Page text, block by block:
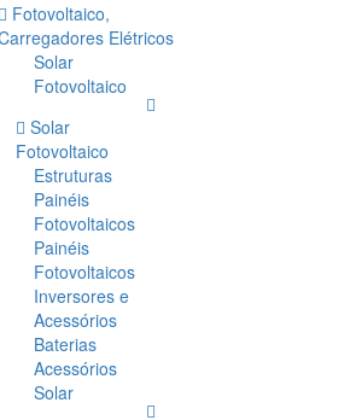
Fotovoltaico,
Elétricos
Solar
Fotovoltaico
Solar
Fotovoltaico
Estruturas
Painéis
Fotovoltaicos
Painéis
Fotovoltaicos
Inversores e
Acessórios
Baterias
Acessórios
Solar